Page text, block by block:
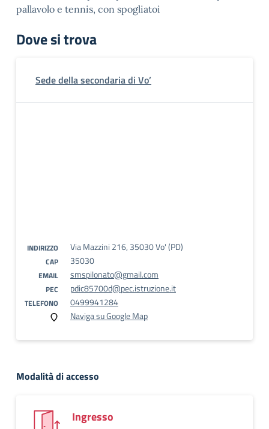
pallavolo e tennis, con spogliatoi
Dove si trova
Sede della secondaria di Vo’
INDIRIZZO Via Mazzini 216, 35030 Vo' (PD)
CAP 35030
EMAIL smspilonato@gmail.com
PEC pdic85700d@pec.istruzione.it
TELEFONO
0499941284
Naviga su Google Map
Modalità di accesso
Ingresso